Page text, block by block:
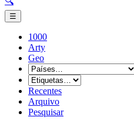
☰
1000
Arty
Geo
Recentes
Arquivo
Pesquisar